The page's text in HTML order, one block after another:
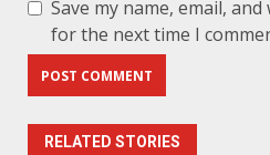
Save my name, email,
for the next time I
RELATED STORIES